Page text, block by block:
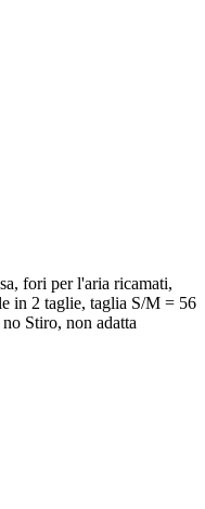
fori per l'aria ricamati,
in 2 taglie, taglia S/M = 56
Stiro, non adatta